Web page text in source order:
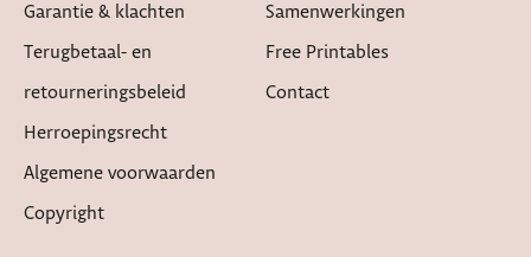
Garantie & klachten
Terugbetaal- en
retourneringsbeleid
Herroepingsrecht
Algemene voorwaarden
Copyright
Samenwerkingen
Free Printables
Contact